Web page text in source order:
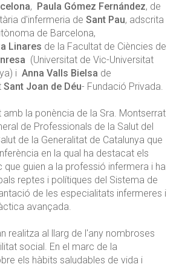
, Paula Gómez Fernández, de
d'infermeria de Sant Pau, adscrita
de Barcelona,
Linares de la Facultat de Ciències de
(Universitat de Vic-Universitat
i Anna Valls Bielsa de
Sant Joan de Déu- Fundació Privada.
la ponència de la Sra. Montserrat
de Professionals de la Salut del
de la Generalitat de Catalunya que
en la qual ha destacat els
guien a la professió infermera i ha
reptes i polítiques del Sistema de
de les especialitats infermeres i
avançada.
realitza al llarg de l'any nombroses
social. En el marc de la
els hàbits saludables de vida i